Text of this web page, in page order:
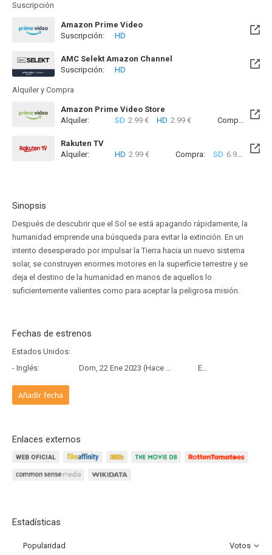
Suscripción
Amazon Prime Video
Suscripción:
HD
AMC Selekt Amazon Channel
Suscripción:
HD
Alquiler y Compra
Amazon Prime Video Store
Alquiler:
SD 2.99 € HD 2.99 € Compra: SD
Rakuten TV
Alquiler:
HD 2.99 € Compra: SD 6.99 € HD
Sinopsis
Después de descubrir que el Sol se está apagando rápidamente, la
humanidad emprende una búsqueda para evitar la extinción. En un
intento desesperado por impulsar la Tierra hacia un nuevo sistema
solar, se construyen enormes motores en la superficie terrestre y se
deja el destino de la humanidad en manos de aquellos lo
suficientemente valientes como para aceptar la peligrosa misión.
Fechas de estrenos
Estados Unidos:
- Inglés:
Dom, 22 Ene 2023 (Hace 3 años y 6 meses) Estreno
Añadir fecha
Enlaces externos
Estadísticas
Popularidad Votos